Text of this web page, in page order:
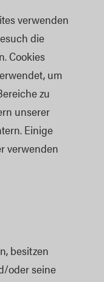
verwenden
die
Cookies
um
zu
unserer
Einige
verwenden
besitzen
oder seine